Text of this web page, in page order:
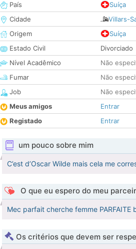
País
Suíça
Cidade
Villars-
Origem
Suíça
Estado Civil
Divorciado
Nível Acadêmico
Não
Fumar
Não
Job
Não
Meus amigos
Entrar
Registado
Entrar
um pouco sobre mim
C’est d’Oscar Wilde mais cela me
O que eu espero do meu
Mec parfait cherche femme
Os critérios que devem ser